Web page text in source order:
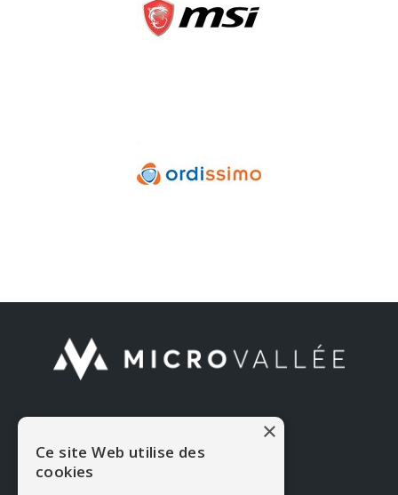
CONTACTEZ-NOUS
Micro Vallée
×
Ce site Web utilise des
cookies